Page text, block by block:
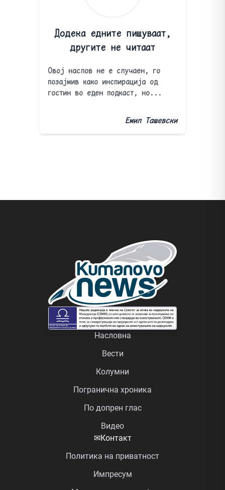
Додека едните пишуваат,
другите не читаат
Овој наслов не е случаен, го
позајмив како инспирација од
гостин во еден подкаст, но...
Емил Ташевски
Насловна
Вести
Колумни
Погранична хроника
По допрен глас
Видео
✉Контакт
Политика на приватност
Импресум